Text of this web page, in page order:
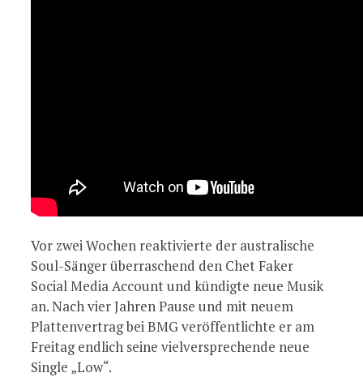
Vor zwei Wochen reaktivierte der australische
Soul-Sänger überraschend den Chet Faker
Social Media Account und kündigte neue Musik
an. Nach vier Jahren Pause und mit neuem
Plattenvertrag bei BMG veröffentlichte er am
Freitag endlich seine vielversprechende neue
Single „Low“.